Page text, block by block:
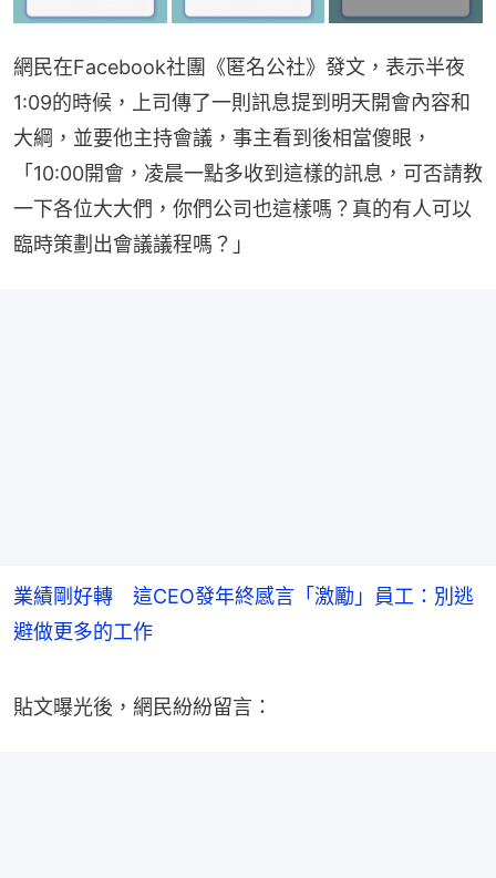
網民在Facebook社團《匿名公社》發文，表示半夜
1:09的時候，上司傳了一則訊息提到明天開會內容和
大綱，並要他主持會議，事主看到後相當傻眼，
「10:00開會，凌晨一點多收到這樣的訊息，可否請教
一下各位大大們，你們公司也這樣嗎？真的有人可以
臨時策劃出會議議程嗎？」
業績剛好轉 這CEO發年終感言「激勵」員工：別逃
避做更多的工作
貼文曝光後，網民紛紛留言：